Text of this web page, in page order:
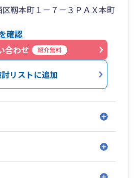
靱本町１－７－３ＰＡＸ本町
確認
合わせ
紹介無料
リストに追加